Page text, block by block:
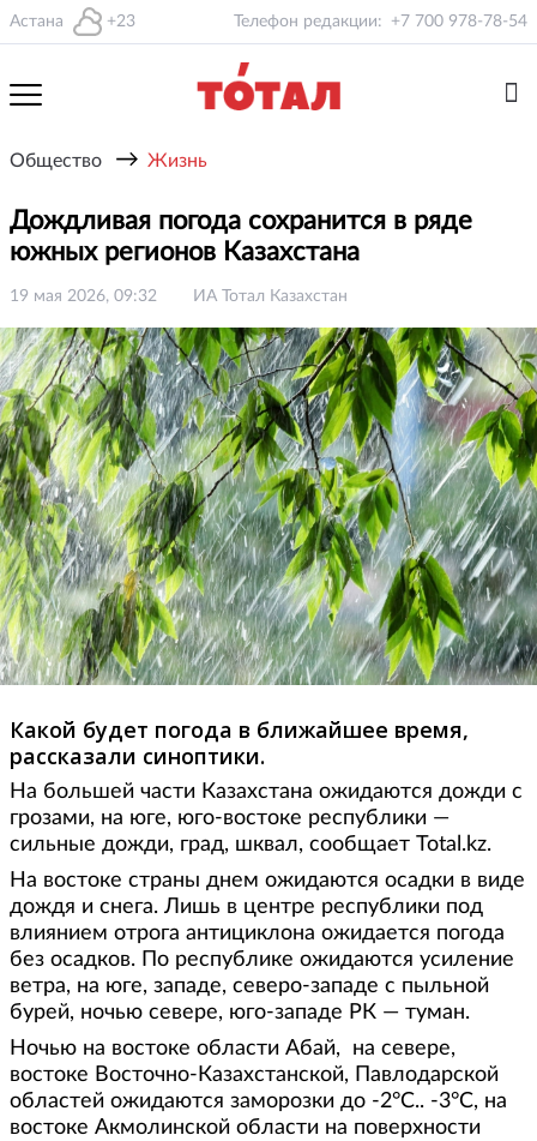
Астана +23 Телефон редакции: +7 700 978-78-54
Общество → Жизнь
Дождливая погода сохранится в ряде
южных регионов Казахстана
19 мая 2026, 09:32 ИА Тотал Казахстан
Какой будет погода в ближайшее время,
рассказали синоптики.
На большей части Казахстана ожидаются дожди с
грозами, на юге, юго-востоке республики —
сильные дожди, град, шквал, сообщает Total.kz.
На востоке страны днем ожидаются осадки в виде
дождя и снега. Лишь в центре республики под
влиянием отрога антициклона ожидается погода
без осадков. По республике ожидаются усиление
ветра, на юге, западе, северо-западе с пыльной
бурей, ночью севере, юго-западе РК — туман.
Ночью на востоке области Абай, на севере,
востоке Восточно-Казахстанской, Павлодарской
областей ожидаются заморозки до -2°С.. -3°С, на
востоке Акмолинской области на поверхности